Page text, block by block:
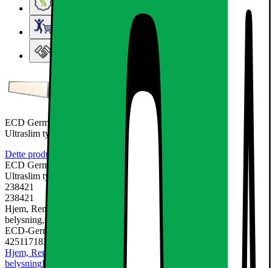
Ugens tilbud - og andre gode priser
Elgigantens Kundeklub
ECD Germany LED panel 18W - 60 x 30 cm - 3 er-Pack -
Ultraslim tynd - SMD 3014 -
Dette produkt er endnu ikke blevet bedømt.
ECD Germany LED panel 18W - 60 x 30 cm - 3 er-Pack -
Ultraslim tynd - SMD 3014 -
238421
238421
Hjem, Rengøring & Køkkenudstyr, El & belysning, Lamper &
belysning, LED-pære & elpære
ECD-Germany
4251171837780
Hjem, Rengøring & Køkkenudstyr
El & belysning
belysningLED-pære & elpære